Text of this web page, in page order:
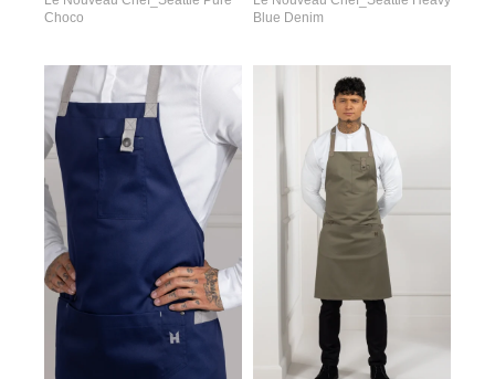
Choco
Blue Denim